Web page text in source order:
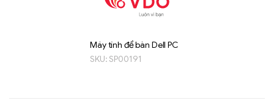
Máy tính để bàn Dell PC
SKU:SP00191